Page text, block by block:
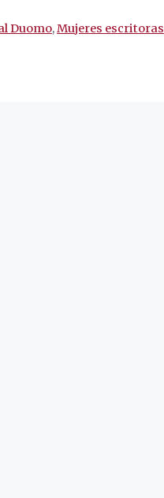
Duomo,Mujeres escritoras